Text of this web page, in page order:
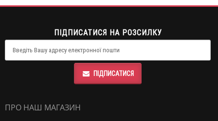
ПІДПИСАТИСЯ НА РОЗСИЛКУ
ПІДПИСАТИСЯ
ПРО НАШ МАГАЗИН